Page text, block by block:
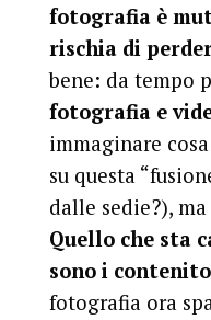
fotografia è
rischia di
bene: da tempo
fotografia e
immaginare
su questa
dalle sedie?),
Quello che sta
sono i
fotografia ora